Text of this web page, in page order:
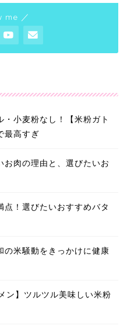
me ／
小麦粉なし！【米粉ガト
最高すぎ
お肉の理由と、選びたいお
！選びたいおすすめバタ
の米騒動をきっかけに健康
ン】ツルツル美味しい米粉